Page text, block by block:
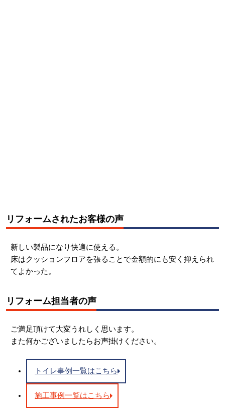
リフォームされたお客様の声
新しい製品になり快適に使える。
床はクッションフロアを張ることで金額的にも安く抑えられ
てよかった。
リフォーム担当者の声
ご満足頂けて大変うれしく思います。
また何かございましたらお声掛けください。
トイレ事例一覧はこちら
施工事例一覧はこちら